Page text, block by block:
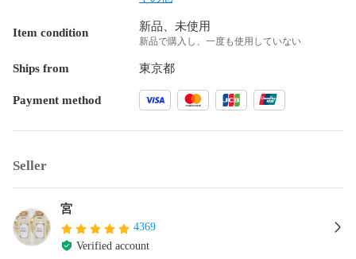
Item condition 新品、未使用
新品で購入し、一度も使用していない
Ships from 東京都
Payment method
Seller
宮
4369
Verified account